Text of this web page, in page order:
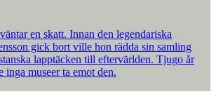
en skatt. Innan den legendariska
gick bort ville hon rädda sin samling
lapptäcken till eftervärlden. Tjugo år
inga museer ta emot den.